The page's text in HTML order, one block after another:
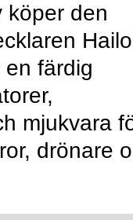
köper den
färdig
mjukvara
drönare